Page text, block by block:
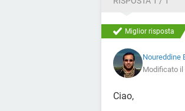
Miglior risposta
Noureddine
Modificato il
Ciao,